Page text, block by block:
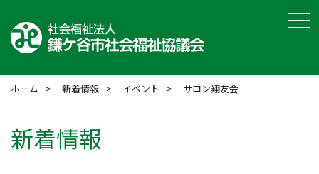
ホーム 新着情報 イベント サロン翔友会
新着情報